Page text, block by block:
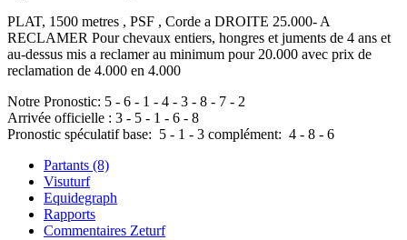
PLAT, 1500 metres , PSF , Corde a DROITE 25.000- A
RECLAMER Pour chevaux entiers, hongres et juments de 4 ans et
au-dessus mis a reclamer au minimum pour 20.000 avec prix de
reclamation de 4.000 en 4.000
Notre Pronostic: 5 - 6 - 1 - 4 - 3 - 8 - 7 - 2
Arrivée officielle : 3 - 5 - 1 - 6 - 8
Pronostic spéculatif base: 5 - 1 - 3 complément: 4 - 8 - 6
Partants (8)
Visuturf
Equidegraph
Rapports
Commentaires Zeturf